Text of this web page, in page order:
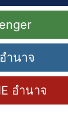
ำนาจ
อำนาจ